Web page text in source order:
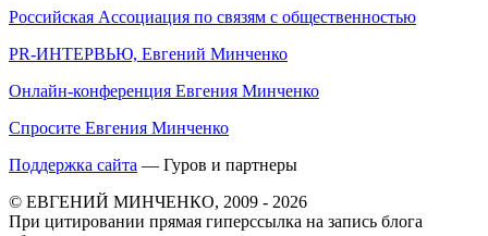
Российская Ассоциация по связям с общественностью
PR-ИНТЕРВЬЮ, Евгений Минченко
Онлайн-конференция Евгения Минченко
Спросите Евгения Минченко
Поддержка сайта — Гуров и партнеры
© ЕВГЕНИЙ МИНЧЕНКО, 2009 - 2026
При цитировании прямая гиперссылка на запись блога